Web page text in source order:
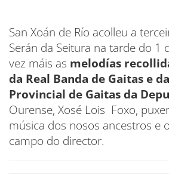
San Xoán de Río acolleu a
Serán da Seitura na tarde do 1
vez máis as melodías
da Real Banda de Gaitas e
Provincial de Gaitas da
Ourense, Xosé Lois Foxo,
música dos nosos ancestros e
campo do director.